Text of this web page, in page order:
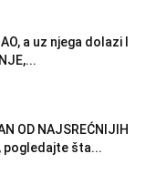
a uz njega dolazi I
OD NAJSREĆNIJIH
pogledajte šta...